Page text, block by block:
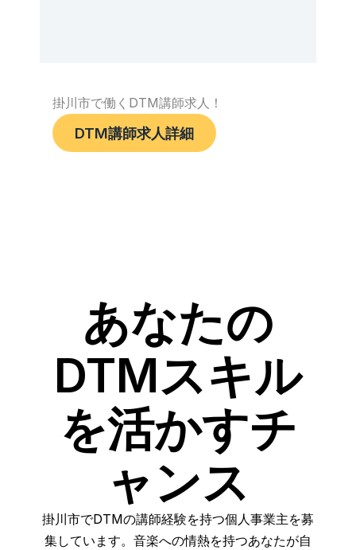
掛川市で働くDTM講師求人！
DTM講師求人詳細
あなたの
DTMスキル
を活かすチ
ャンス
掛川市でDTMの講師経験を持つ個人事業主を募
集しています。音楽への情熱を持つあなたが自